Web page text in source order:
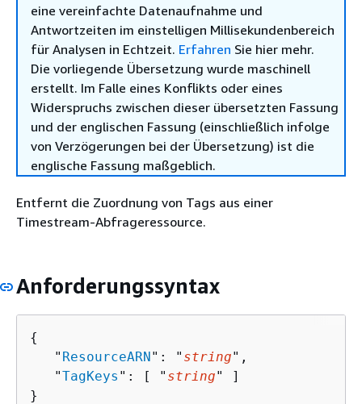
eine vereinfachte Datenaufnahme und
Antwortzeiten im einstelligen Millisekundenbereich
für Analysen in Echtzeit. Erfahren Sie hier mehr.
Die vorliegende Übersetzung wurde maschinell
erstellt. Im Falle eines Konflikts oder eines
Widerspruchs zwischen dieser übersetzten Fassung
und der englischen Fassung (einschließlich infolge
von Verzögerungen bei der Übersetzung) ist die
englische Fassung maßgeblich.
Entfernt die Zuordnung von Tags aus einer
Timestream-Abfrageressource.
Anforderungssyntax
{
   "
ResourceARN": " string",
   "
TagKeys ": [ " string" ]
}